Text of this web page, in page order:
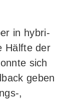
in hybri­
Hälf­te der
sich
geben